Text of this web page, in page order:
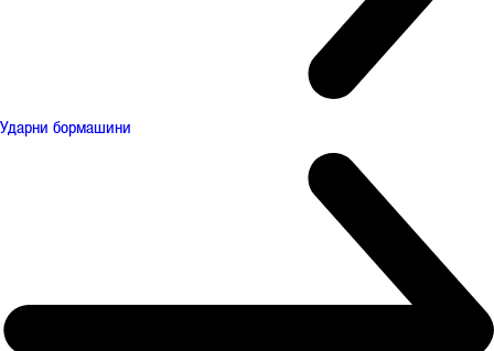
Ударни бормашини